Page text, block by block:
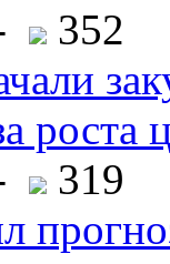
352
роста
319